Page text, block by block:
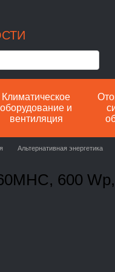
Климатическое
оборудование и
вентиляция
Альтернативная энергетика
600